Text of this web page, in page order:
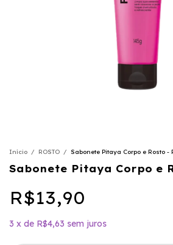
Início / ROSTO / Sabonete Pitaya Corpo e Rosto -
Sabonete Pitaya Corpo e
R$13,90
3 x de R$4,63 sem juros